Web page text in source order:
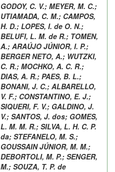
GODOY, C. V.; MEYER, M. C.;
UTIAMADA, C. M.; CAMPOS,
H. D.; LOPES, I. de O. N.;
BELUFI, L. M. de R.; TOMEN,
A.; ARAÚJO JÚNIOR, I. P.;
BERGER NETO, A.; WUTZKI,
C. R.; MOCHKO, A. C. R.;
DIAS, A. R.; PAES, B. L.;
BONANI, J. C.; ALBARELLO,
V. F.; CONSTANTINO, E. J.;
SIQUERI, F. V.; GALDINO, J.
V.; SANTOS, J. dos; GOMES,
L. M. M. R.; SILVA, L. H. C. P.
da; STEFANELO, M. S.;
GOUSSAIN JÚNIOR, M. M.;
DEBORTOLI, M. P.; SENGER,
M.; SOUZA, T. P. de